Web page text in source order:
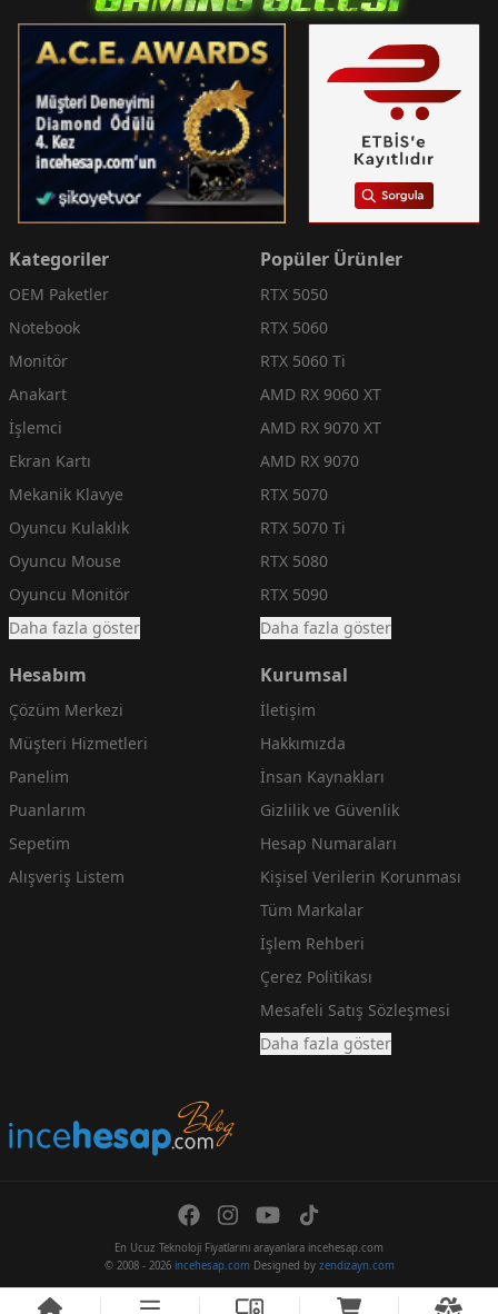
Kategoriler
OEM Paketler
Notebook
Monitör
Anakart
İşlemci
Ekran Kartı
Mekanik Klavye
Oyuncu Kulaklık
Oyuncu Mouse
Oyuncu Monitör
Daha fazla göster
Popüler Ürünler
RTX 5050
RTX 5060
RTX 5060 Ti
AMD RX 9060 XT
AMD RX 9070 XT
AMD RX 9070
RTX 5070
RTX 5070 Ti
RTX 5080
RTX 5090
Daha fazla göster
Hesabım
Çözüm Merkezi
Müşteri Hizmetleri
Panelim
Puanlarım
Sepetim
Alışveriş Listem
Kurumsal
İletişim
Hakkımızda
İnsan Kaynakları
Gizlilik ve Güvenlik
Hesap Numaraları
Kişisel Verilerin Korunması
Tüm Markalar
İşlem Rehberi
Çerez Politikası
Mesafeli Satış Sözleşmesi
Daha fazla göster
En Ucuz Teknoloji Fiyatlarını arayanlara incehesap.com
© 2008 - 2026 incehesap.comDesigned by zendizayn.com